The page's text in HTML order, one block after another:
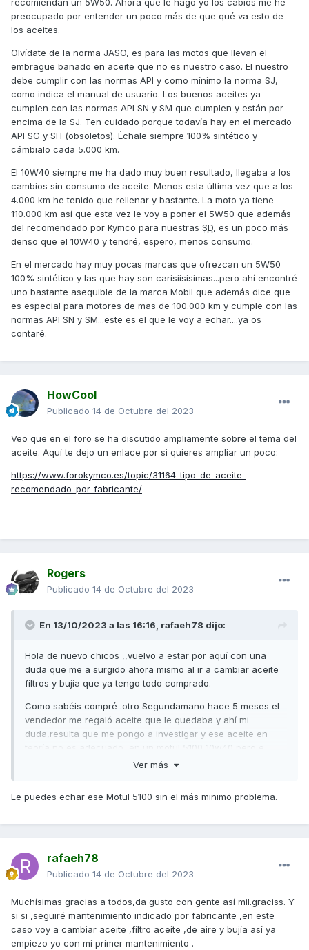
recomiendan un 5W50. Ahora que le hago yo los cabios me he
preocupado por entender un poco más de que qué va esto de
los aceites.
Olvídate de la norma JASO, es para las motos que llevan el
embrague bañado en aceite que no es nuestro caso. El nuestro
debe cumplir con las normas API y como mínimo la norma SJ,
como indica el manual de usuario. Los buenos aceites ya
cumplen con las normas API SN y SM que cumplen y están por
encima de la SJ. Ten cuidado porque todavía hay en el mercado
API SG y SH (obsoletos). Échale siempre 100% sintético y
cámbialo cada 5.000 km.
El 10W40 siempre me ha dado muy buen resultado, llegaba a los
cambios sin consumo de aceite. Menos esta última vez que a los
4.000 km he tenido que rellenar y bastante. La moto ya tiene
110.000 km así que esta vez le voy a poner el 5W50 que además
del recomendado por Kymco para nuestras SD, es un poco más
denso que el 10W40 y tendré, espero, menos consumo.
En el mercado hay muy pocas marcas que ofrezcan un 5W50
100% sintético y las que hay son carisiisisimas...pero ahí encontré
uno bastante asequible de la marca Mobil que además dice que
es especial para motores de mas de 100.000 km y cumple con las
normas API SN y SM...este es el que le voy a echar....ya os
contaré.
HowCool
Publicado 14 de Octubre del 2023
Veo que en el foro se ha discutido ampliamente sobre el tema del
aceite. Aquí te dejo un enlace por si quieres ampliar un poco:
https://www.forokymco.es/topic/31164-tipo-de-aceite-
recomendado-por-fabricante/
Rogers
Publicado 14 de Octubre del 2023
En 13/10/2023 a las 16:16, rafaeh78 dijo:
Hola de nuevo chicos ,,vuelvo a estar por aquí con una
duda que me a surgido ahora mismo al ir a cambiar aceite
filtros y bujía que ya tengo todo comprado.
Como sabéis compré .otro Segundamano hace 5 meses el
vendedor me regaló aceite que le quedaba y ahí mi
duda,resulta que me pongo a investigar y ese aceite en
teoría no es adecuado ,en un motul 5100 10w40 pero e
leído por aquí comentarios que no usar par esta moto
aceite que tengo pone que es JASO o lo que sea eso
claro creo es que lo quiero 5w40 para una mejor
lubricación en frio nada más arrancar.
perdón
Ver más
Le puedes echar ese Motul 5100 sin el más minimo problema.
rafaeh78
Publicado 14 de Octubre del 2023
Muchísimas gracias a todos,da gusto con gente así mil.graciss. Y
si si ,seguiré mantenimiento indicado por fabricante ,en este
caso voy a cambiar aceite ,filtro aceite ,de aire y bujía así ya
empiezo yo con mi primer mantenimiento .